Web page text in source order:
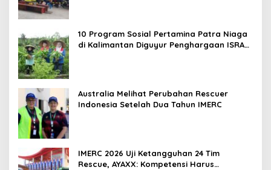
10 Program Sosial Pertamina Patra Niaga
di Kalimantan Diguyur Penghargaan ISRA
Australia Melihat Perubahan Rescuer
Indonesia Setelah Dua Tahun IMERC
IMERC 2026 Uji Ketangguhan 24 Tim
Rescue, AYAXX: Kompetensi Harus